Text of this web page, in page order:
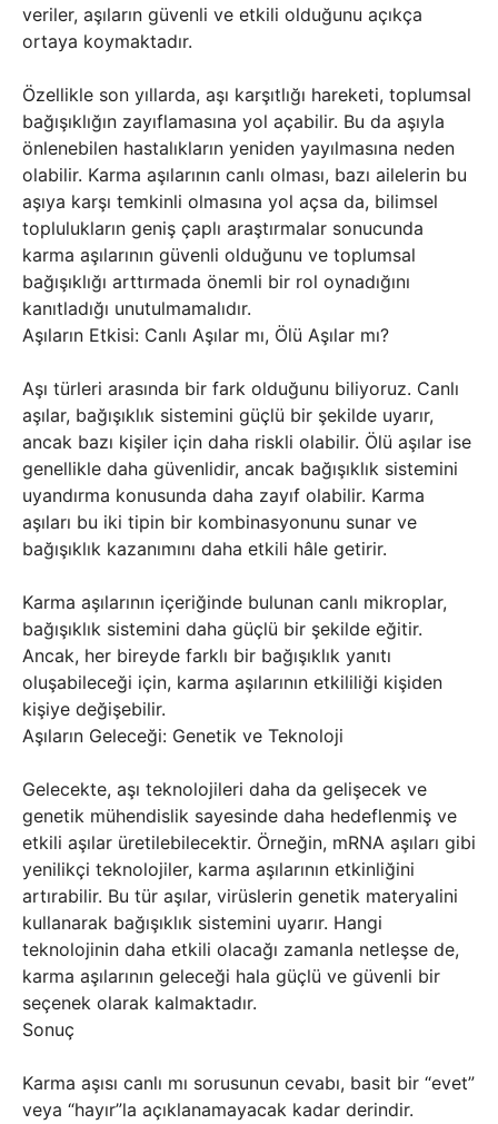
veriler, aşıların güvenli ve etkili olduğunu açıkça
ortaya koymaktadır.
Özellikle son yıllarda, aşı karşıtlığı hareketi, toplumsal
bağışıklığın zayıflamasına yol açabilir. Bu da aşıyla
önlenebilen hastalıkların yeniden yayılmasına neden
olabilir. Karma aşılarının canlı olması, bazı ailelerin bu
aşıya karşı temkinli olmasına yol açsa da, bilimsel
toplulukların geniş çaplı araştırmalar sonucunda
karma aşılarının güvenli olduğunu ve toplumsal
bağışıklığı arttırmada önemli bir rol oynadığını
kanıtladığı unutulmamalıdır.
Aşıların Etkisi: Canlı Aşılar mı, Ölü Aşılar mı?
Aşı türleri arasında bir fark olduğunu biliyoruz. Canlı
aşılar, bağışıklık sistemini güçlü bir şekilde uyarır,
ancak bazı kişiler için daha riskli olabilir. Ölü aşılar ise
genellikle daha güvenlidir, ancak bağışıklık sistemini
uyandırma konusunda daha zayıf olabilir. Karma
aşıları bu iki tipin bir kombinasyonunu sunar ve
bağışıklık kazanımını daha etkili hâle getirir.
Karma aşılarının içeriğinde bulunan canlı mikroplar,
bağışıklık sistemini daha güçlü bir şekilde eğitir.
Ancak, her bireyde farklı bir bağışıklık yanıtı
oluşabileceği için, karma aşılarının etkililiği kişiden
kişiye değişebilir.
Aşıların Geleceği: Genetik ve Teknoloji
Gelecekte, aşı teknolojileri daha da gelişecek ve
genetik mühendislik sayesinde daha hedeflenmiş ve
etkili aşılar üretilebilecektir. Örneğin, mRNA aşıları gibi
yenilikçi teknolojiler, karma aşılarının etkinliğini
artırabilir. Bu tür aşılar, virüslerin genetik materyalini
kullanarak bağışıklık sistemini uyarır. Hangi
teknolojinin daha etkili olacağı zamanla netleşse de,
karma aşılarının geleceği hala güçlü ve güvenli bir
seçenek olarak kalmaktadır.
Sonuç
Karma aşısı canlı mı sorusunun cevabı, basit bir “evet”
veya “hayır”la açıklanamayacak kadar derindir.